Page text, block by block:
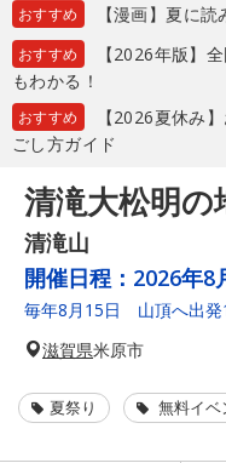
おすすめ 【漫画】夏に
おすすめ
【2026年版】
もわかる！
おすすめ
【2026夏休み
ごし方ガイド
清滝大松明
清滝山
開催日程： 2026年8
毎年8月15日 山頂へ出発
滋賀県米原市
夏祭り 無料イベ